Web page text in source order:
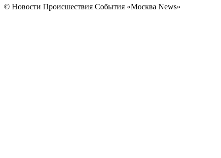
© Новости Происшествия События «Москва News»